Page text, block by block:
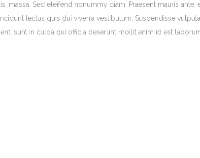
massa. Sed eleifend nonummy diam. Praesent mauris ante,
lectus quis dui viverra vestibulum. Suspendisse
sunt in culpa qui officia deserunt mollit anim id est